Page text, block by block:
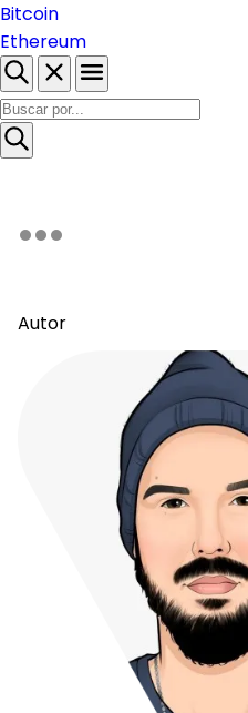
Bitcoin
Ethereum
Autor